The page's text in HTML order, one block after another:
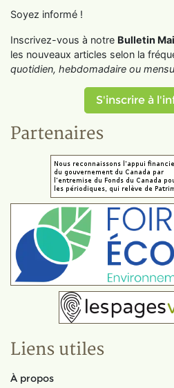
Soyez informé !
Inscrivez-vous à notre Bulletin
les nouveaux articles selon la
quotidien, hebdomadaire ou
S'inscrire à
Partenaires
Liens utiles
À propos